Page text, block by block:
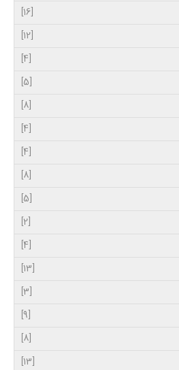
[16]
[12]
[4]
[5]
[8]
[4]
[4]
[8]
[5]
[2]
[4]
[13]
[3]
[9]
[8]
[13]